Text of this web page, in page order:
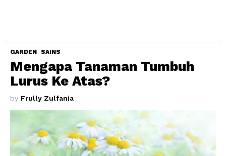
GARDEN SAINS
Mengapa Tanaman Tumbuh
Lurus Ke Atas?
by Frully Zulfania